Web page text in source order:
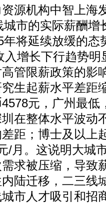
机构中智上海
城市的实际薪酬增
将延续放缓的态
入增长下行趋势明
管限薪政策的影
生起薪水平差距
元，广州最低
在整体水平波动
距；博士及以上
/月。这说明大城
求被压缩，导致
陆迁移，二三线
市人才吸引和招
潼体验爱情哲学 南